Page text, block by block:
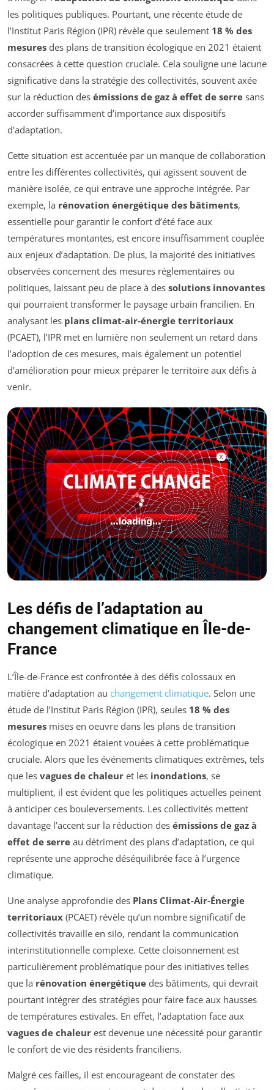
les politiques publiques. Pourtant, une récente étude de
l’Institut Paris Région (IPR) révèle que seulement 18 % des
mesures des plans de transition écologique en 2021 étaient
consacrées à cette question cruciale. Cela souligne une lacune
significative dans la stratégie des collectivités, souvent axée
sur la réduction des émissions de gaz à effet de serre sans
accorder suffisamment d’importance aux dispositifs
d’adaptation.
Cette situation est accentuée par un manque de collaboration
entre les différentes collectivités, qui agissent souvent de
manière isolée, ce qui entrave une approche intégrée. Par
exemple, la rénovation énergétique des bâtiments,
essentielle pour garantir le confort d’été face aux
températures montantes, est encore insuffisamment couplée
aux enjeux d’adaptation. De plus, la majorité des initiatives
observées concernent des mesures réglementaires ou
politiques, laissant peu de place à des solutions innovantes
qui pourraient transformer le paysage urbain francilien. En
analysant les plans climat-air-énergie territoriaux
(PCAET), l’IPR met en lumière non seulement un retard dans
l’adoption de ces mesures, mais également un potentiel
d’amélioration pour mieux préparer le territoire aux défis à
venir.
Les défis de l’adaptation au
changement climatique en Île-de-
France
L’Île-de-France est confrontée à des défis colossaux en
matière d’adaptation au changement climatique. Selon une
étude de l’Institut Paris Région (IPR), seules 18 % des
mesures mises en oeuvre dans les plans de transition
écologique en 2021 étaient vouées à cette problématique
cruciale. Alors que les événements climatiques extrêmes, tels
que les vagues de chaleur et les inondations, se
multiplient, il est évident que les politiques actuelles peinent
à anticiper ces bouleversements. Les collectivités mettent
davantage l’accent sur la réduction des émissions de gaz à
effet de serre au détriment des plans d’adaptation, ce qui
représente une approche déséquilibrée face à l’urgence
climatique.
Une analyse approfondie des Plans Climat-Air-Énergie
territoriaux (PCAET) révèle qu’un nombre significatif de
collectivités travaille en silo, rendant la communication
interinstitutionnelle complexe. Cette cloisonnement est
particulièrement problématique pour des initiatives telles
que la rénovation énergétique des bâtiments, qui devrait
pourtant intégrer des stratégies pour faire face aux hausses
de températures estivales. En effet, l’adaptation face aux
vagues de chaleur est devenue une nécessité pour garantir
le confort de vie des résidents franciliens.
Malgré ces failles, il est encourageant de constater des